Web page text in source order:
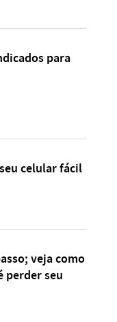
para
celular fácil
veja como
perder seu